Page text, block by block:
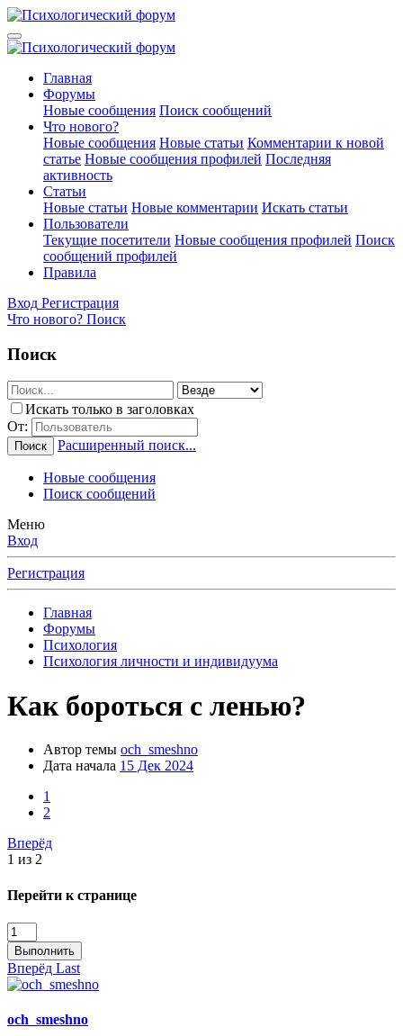
Главная
Форумы
Новые сообщения Поиск сообщений
Что нового?
Новые сообщения Новые статьи Комментарии к новой
статье Новые сообщения профилей Последняя
активность
Статьи
Новые статьи Новые комментарии Искать статьи
Пользователи
Текущие посетители Новые сообщения профилей Поиск
сообщений профилей
Правила
Вход Регистрация
Что нового? Поиск
Поиск
Искать только в заголовках
От:
Поиск Расширенный поиск...
Новые сообщения
Поиск сообщений
Меню
Вход
Регистрация
Главная
Форумы
Психология
Психология личности и индивидуума
Как бороться с ленью?
Автор темы och_smeshno
Дата начала 15 Дек 2024
1
2
Вперёд
1 из 2
Перейти к странице
Выполнить
Вперёд Last
och_smeshno